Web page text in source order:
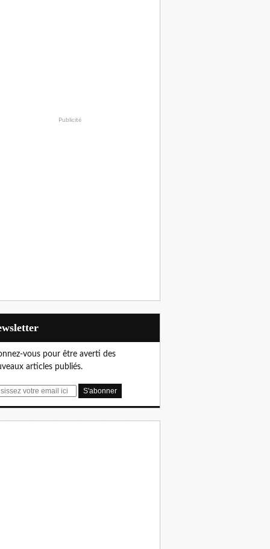
Publicité
vous pour être averti des
articles publiés.